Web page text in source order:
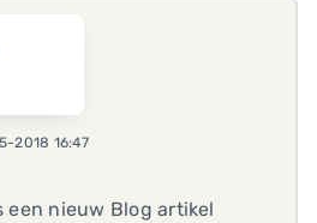
2018 16:47
een nieuw Blog artikel